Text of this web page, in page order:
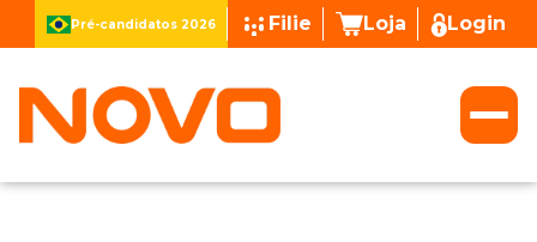
Pré-candidatos 2026 Filie Loja Login